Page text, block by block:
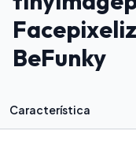
BeFunky
Característica